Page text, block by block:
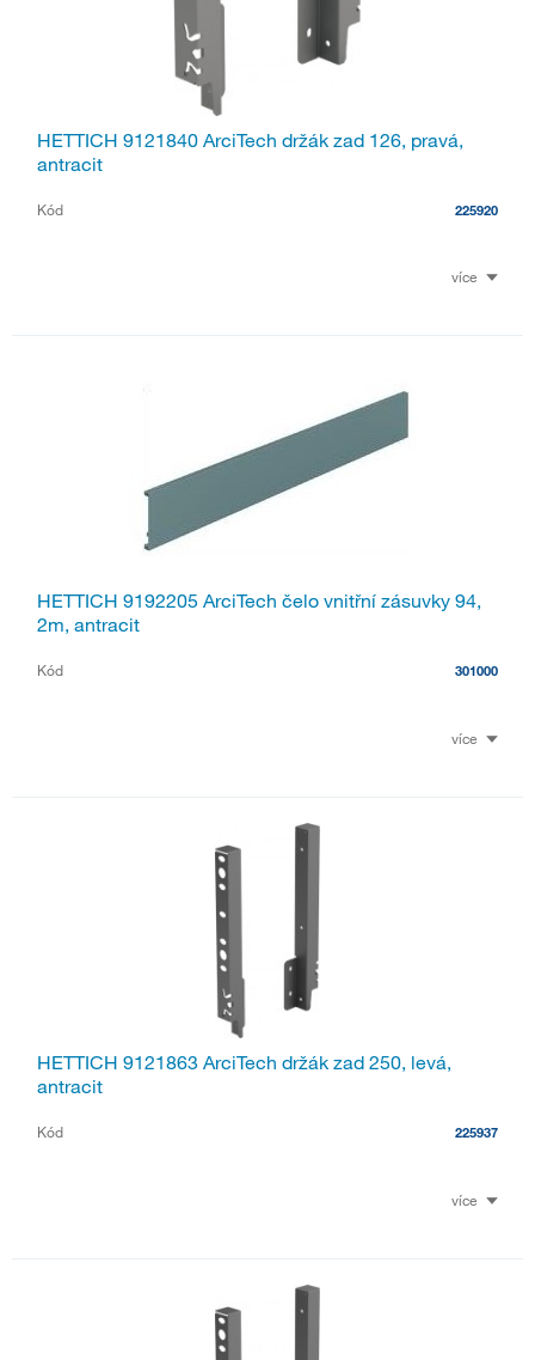
HETTICH 9121840 ArciTech držák zad 126, pravá,
antracit
Kód 225920
více
HETTICH 9192205 ArciTech čelo vnitřní zásuvky 94,
2m, antracit
Kód 301000
více
HETTICH 9121863 ArciTech držák zad 250, levá,
antracit
Kód 225937
více